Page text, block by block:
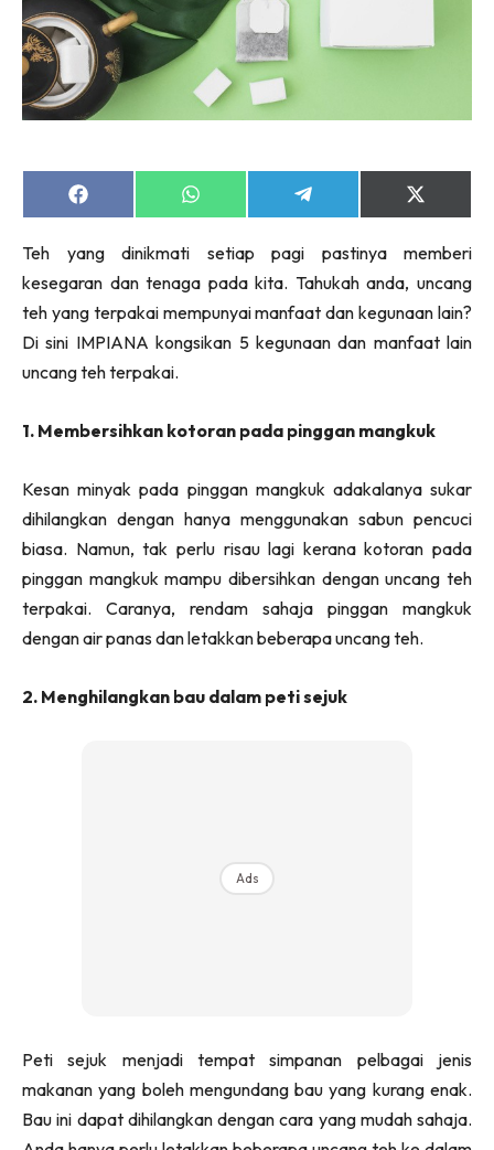
Ruang Makan
Make Over
Bilik Air
Bilik Tidur
Ruang Tamu
Casa Impiana
Impiana Makeover
Makeover Ruang Selebriti
High Rise
Landed
Video
Beli Di Mana
Buat Sendiri
Ilham Impiana
Ilham Impiana Inspirasi Selebriti
Sembang Laman
Share
on
Share
on
Share
on
Share
on
(Twitter)
Teh yang dinikmati setiap pagi pastinya memberi
kesegaran dan tenaga pada kita. Tahukah anda, uncang
teh yang terpakai mempunyai manfaat dan kegunaan lain?
Di sini IMPIANA kongsikan 5 kegunaan dan manfaat lain
uncang teh terpakai.
1. Membersihkan kotoran pada pinggan mangkuk
Kesan minyak pada pinggan mangkuk adakalanya sukar
dihilangkan dengan hanya menggunakan sabun pencuci
biasa. Namun, tak perlu risau lagi kerana kotoran pada
pinggan mangkuk mampu dibersihkan dengan uncang teh
terpakai. Caranya, rendam sahaja pinggan mangkuk
dengan air panas dan letakkan beberapa uncang teh.
2. Menghilangkan bau dalam peti sejuk
Ads
Peti sejuk menjadi tempat simpanan pelbagai jenis
makanan yang boleh mengundang bau yang kurang enak.
Bau ini dapat dihilangkan dengan cara yang mudah sahaja.